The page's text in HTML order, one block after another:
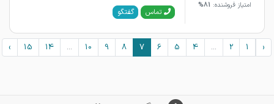
امتیاز فروشنده: 81%
تماس گفتگو
‹
1
2
...
4
5
6
7
8
9
10
...
14
15
›